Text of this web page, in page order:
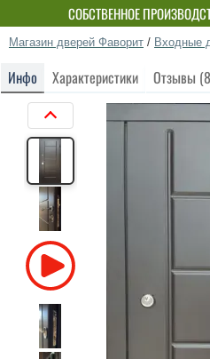
СОБСТВЕННОЕ
Магазин дверей Фаворит / Входные
Инфо Характеристики Отзывы